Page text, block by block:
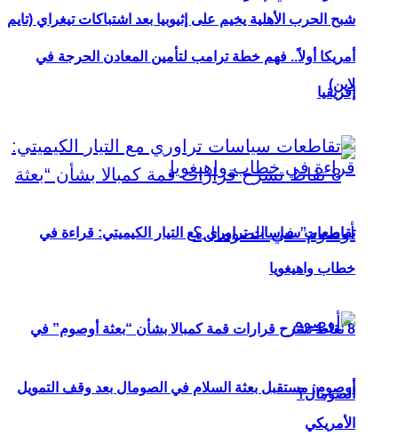
شبح الحرب الأهلية يخيم على إثيوبيا بعد اشتباكات تيغراي (تايم
لاين)
8 نقاط تشرح قرارات قمة كمبالا بشأن “بعثة أوصوم” في
الصومال؟
أمريكا أولاً.. فهم خطة ترامب لتأمين المعادن الحرجة في
إفريقيا
تقاطعات سياسات تراوري مع التيار الكيميتي: قراءة في
خطاب واهيغويا
أوصوم: مستقبل بعثة السلام في الصومال بعد وقف التمويل
الأمريكي